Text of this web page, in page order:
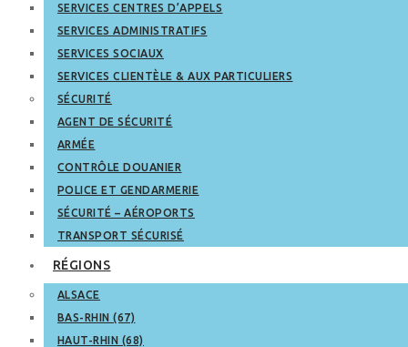
SERVICES CENTRES D’APPELS
SERVICES ADMINISTRATIFS
SERVICES SOCIAUX
SERVICES CLIENTÈLE & AUX PARTICULIERS
SÉCURITÉ
AGENT DE SÉCURITÉ
ARMÉE
CONTRÔLE DOUANIER
POLICE ET GENDARMERIE
SÉCURITÉ – AÉROPORTS
TRANSPORT SÉCURISÉ
RÉGIONS
ALSACE
BAS-RHIN (67)
HAUT-RHIN (68)